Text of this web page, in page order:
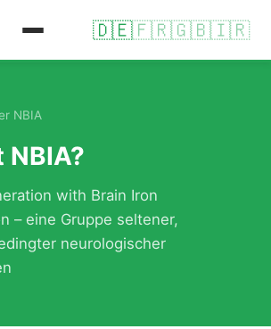
🇩🇪🇫🇷🇬🇧🇮🇷
NBIA
NBIA?
with Brain Iron
– eine Gruppe seltener,
neurologischer